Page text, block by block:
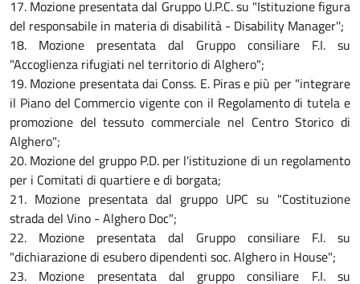
17. Mozione presentata dal Gruppo U.P.C. su "Istituzione figura
del responsabile in materia di disabilità - Disability Manager'';
18. Mozione presentata dal Gruppo consiliare F.I. su
"Accoglienza rifugiati nel territorio di Alghero";
19. Mozione presentata dai Conss. E. Piras e più per "integrare
il Piano del Commercio vigente con il Regolamento di tutela e
promozione del tessuto commerciale nel Centro Storico di
Alghero";
20. Mozione del gruppo P.D. per l'istituzione di un regolamento
per i Comitati di quartiere e di borgata;
21. Mozione presentata dal gruppo UPC su "Costituzione
strada del Vino - Alghero Doc";
22. Mozione presentata dal Gruppo consiliare F.I. su
"dichiarazione di esubero dipendenti soc. Alghero in House";
23. Mozione presentata dal gruppo consiliare F.I. su